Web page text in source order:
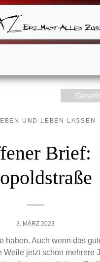
UND LEBEN LASSEN
Brief:
3. MÄRZ 2023
haben. Auch wenn das
Weile jetzt schon mehrere